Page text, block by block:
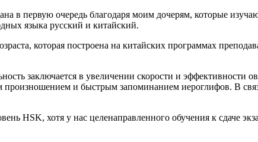
в первую очередь благодаря моим дочерям, которые
языка русский и китайский.
которая построена на китайских программах
заключается в увеличении скорости и эффективности
и быстрым запоминанием иероглифов. В
HSK, хотя у нас целенаправленного обучения к сдаче